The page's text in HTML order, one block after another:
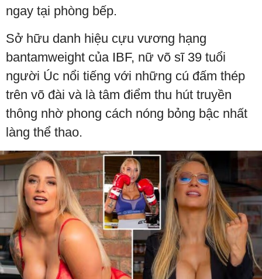
ngay tại phòng bếp.
Sở hữu danh hiệu cựu vương hạng
bantamweight của IBF, nữ võ sĩ 39 tuổi
người Úc nổi tiếng với những cú đấm thép
trên võ đài và là tâm điểm thu hút truyền
thông nhờ phong cách nóng bỏng bậc nhất
làng thể thao.